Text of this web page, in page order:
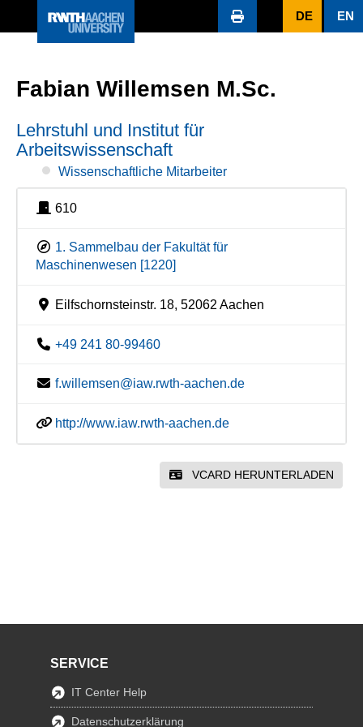
DE EN
Fabian Willemsen M.Sc.
Lehrstuhl und Institut für
Arbeitswissenschaft
Wissenschaftliche Mitarbeiter
610
1. Sammelbau der Fakultät für
Maschinenwesen [1220]
Eilfschornsteinstr. 18, 52062 Aachen
+49 241 80-99460
f.willemsen@iaw.rwth-aachen.de
http://www.iaw.rwth-aachen.de
VCARD HERUNTERLADEN
SERVICE
IT Center Help
Datenschutzerklärung